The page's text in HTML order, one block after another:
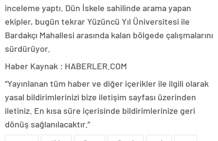
inceleme yaptı. Dün İskele sahilinde arama yapan
ekipler, bugün tekrar Yüzüncü Yıl Üniversitesi ile
Bardakçı Mahallesi arasında kalan bölgede çalışmalarını
sürdürüyor.
Haber Kaynak : HABERLER.COM
“Yayınlanan tüm haber ve diğer içerikler ile ilgili olarak
yasal bildirimlerinizi bize iletişim sayfası üzerinden
iletiniz. En kısa süre içerisinde bildirimlerinize geri
dönüş sağlanılacaktır.”